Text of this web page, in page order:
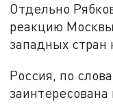
Отдельно
реакцию
западных стран
Россия, по